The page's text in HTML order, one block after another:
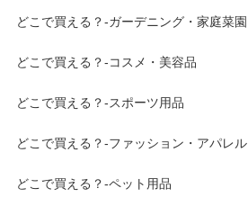
どこで買える？-ガーデニング・家庭菜園
どこで買える？-コスメ・美容品
どこで買える？-スポーツ用品
どこで買える？-ファッション・アパレル
どこで買える？-ペット用品